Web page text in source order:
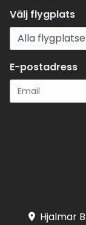
Välj flygplats
E-postadress
Hjalmar